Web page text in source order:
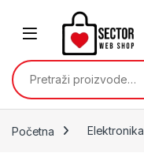
Skip to navigation
Pretraži:
Početna Elektronika